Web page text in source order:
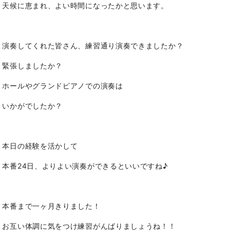
天候に恵まれ、よい時間になったかと思います。
演奏してくれた皆さん、練習通り演奏できましたか？
緊張しましたか？
ホールやグランドピアノでの演奏は
いかがでしたか？
本日の経験を活かして
本番24日、よりよい演奏ができるといいですね♪
本番まで一ヶ月きりました！
お互い体調に気をつけ練習がんばりましょうね！！